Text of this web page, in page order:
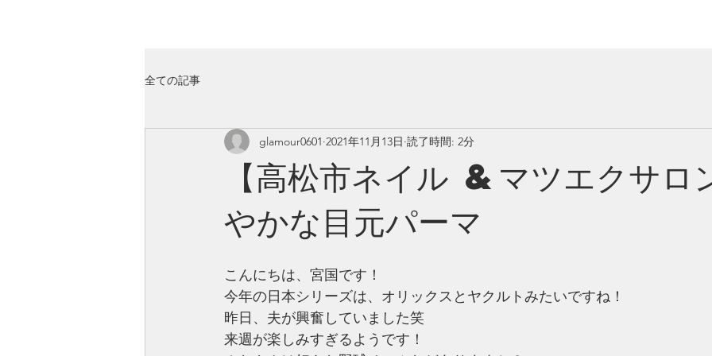
全ての記事
【高松市ネイル &マツエクサロ
やかな目元パーマ
glamour0601 2021年11月13日 読了時間: 2分
こんにちは、宮国です！
今年の日本シリーズは、オリックスとヤクルトみたいですね！
昨日、夫が興奮していました笑
来週が楽しみすぎるようです！